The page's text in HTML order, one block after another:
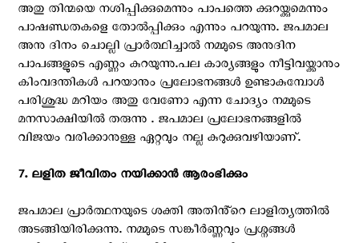
അതു തിന്മയെ നശിപ്പിക്കുമെന്നും പാപത്തെ ക്കുറയ്ക്കുമെന്നും
പാഷണ്ഡതകളെ തോൽപ്പിക്കും എന്നും പറയുന്നു. ജപമാല
അനു ദിനം ചൊല്ലി പ്രാർത്ഥിച്ചാൽ നമ്മുടെ അനുദിന
പാപങ്ങളുടെ എണ്ണം കുറയുന്നു.പല കാര്യങ്ങളും നീട്ടിവയ്ക്കാനും
കിംവദന്തികൾ പറയാനും പ്രലോഭനങ്ങൾ ഉണ്ടാകുമ്പോൾ
പരിശുദ്ധ മറിയം അതു വേണോ എന്ന ചോദ്യം നമ്മുടെ
മനസാക്ഷിയിൽ തരുന്നു . ജപമാല പ്രലോഭനങ്ങളിൽ
വിജയം വരിക്കാനുള്ള ഏറ്റവും നല്ല കുറുക്കുവഴിയാണ്.
7. ലളിത ജീവിതം നയിക്കാൻ ആരംഭിക്കും
ജപമാല പ്രാർത്ഥനയുടെ ശക്തി അതിൻ്റെ ലാളിത്യത്തിൽ
അടങ്ങിയിരിക്കുന്നു. നമ്മുടെ സങ്കീർണ്ണവും പ്രശ്നങ്ങൾ